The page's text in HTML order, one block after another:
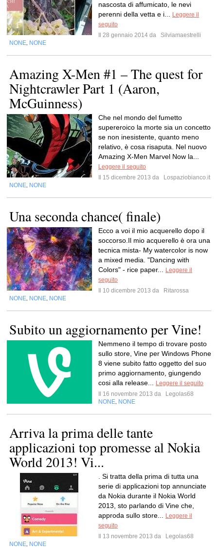
nascosta di affumicato, le nevi
perenni della vetta e i...
Leggere il
seguito
Il 28 gennaio 2014 da
Silviamaestrelli
NONE NONE
Amazing X-Men #1 – The quest for
Nightcrawler Part 1 (Aaron,
McGuinness)
Che nel mondo del fumetto
supereroico la morte sia un concetto
se non inesistente, quanto meno
relativo, è cosa risaputa. Nel nuovo
Amazing X-Men Marvel Now la...
Leggere il seguito
Il 15 dicembre 2013 da
Lospaziobianco.it
NONE NONE
Una seconda chance( finale)
Ecco a voi il mio acquerello dopo il
soccorso.Il mio acquerello è ora una
tecnica mista- My watercolor is now
a mixed media. "Dancing with
Colors" - rice paper...
Leggere il
seguito
Il 10 dicembre 2013 da
Ritarossa
NONE NONE NONE
Subito un aggiornamento per Vine!
Nemmeno il tempo di trovare posto
sullo store, Vine per Windows Phone
8 viene subito fatto oggetto del suo
primo aggiornamento, giungendo
cosi alla release...
Leggere il seguito
Il 16 novembre 2013 da
Legolas68
NONE NONE
Arriva la prima delle tante
applicazioni top promesse al Nokia
World 2013! Vi...
. Si tratta della prima di tutta una
serie di applicazioni top annunciate
da Nokia durante il Nokia World
2013, sto parlando di Vine che,
approda sullo store...
Leggere il
seguito
Il 13 novembre 2013 da
Legolas68
NONE NONE